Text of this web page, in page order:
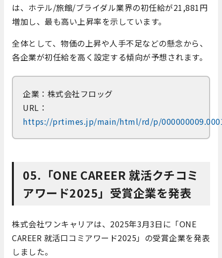
は、ホテル/旅館/ブライダル業界の初任給が21,881円
増加し、最も高い上昇率を示しています。
全体として、物価の上昇や人手不足などの懸念から、
各企業が初任給を高く設定する傾向が予想されます。
企業：株式会社フロッグ
URL：
https://prtimes.jp/main/html/rd/p/
05.「ONE CAREER 就活クチコミ
アワード2025」受賞企業を発表
株式会社ワンキャリアは、2025年3月3日に「ONE
CAREER 就活口コミアワード2025」の受賞企業を発表
しました。